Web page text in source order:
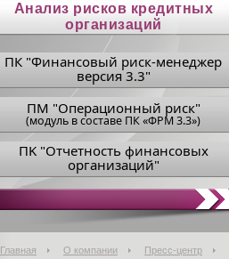
Анализ рисков кредитных
организаций
ПК "Финансовый риск-менеджер
версия 3.3"
ПM "Операционный риск"
(модуль в составе ПК «ФРМ 3.3»)
ПK "Отчетность финансовых
организаций"
Главная О компании Пресс-центр